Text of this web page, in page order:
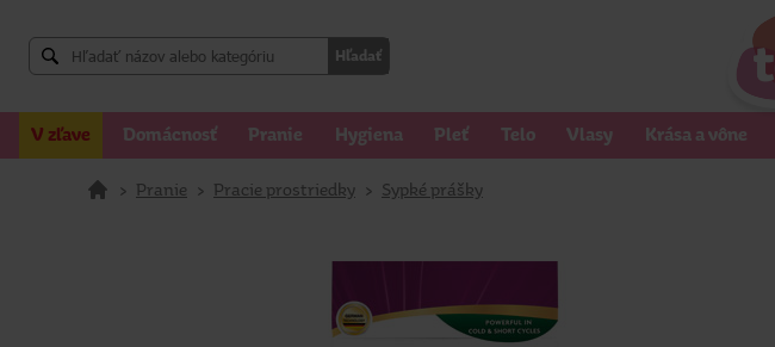
Hľadať
V zľave Domácnosť Pranie Hygiena Pleť Telo Vlasy Krása a vône
> Pranie > Pracie prostriedky > Sypké prášky